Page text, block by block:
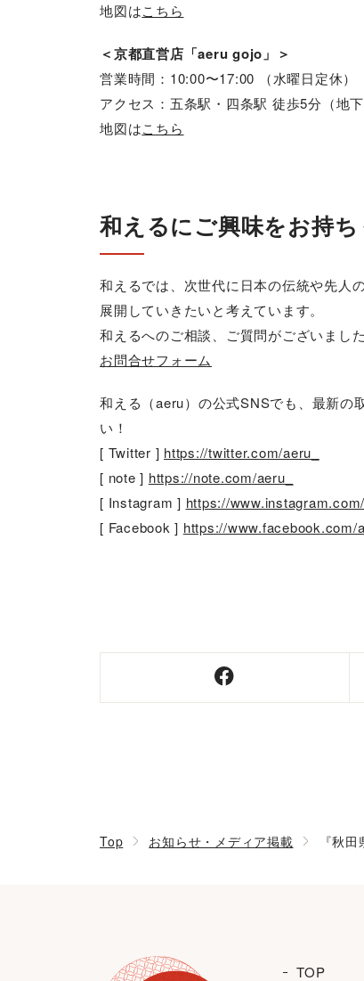
地図はこちら
＜京都直営店「aeru gojo」＞
営業時間：10:00〜17:00 （水曜日定休）
アクセス：五条駅・四条駅 徒歩5分（地
地図はこちら
和えるにご興味をお持
和えるでは、次世代に日本の伝統や先人
展開していきたいと考えています。
和えるへのご相談、ご質問がございまし
お問合せフォーム
和える（aeru）の公式SNSでも、最新の
い！
[ Twitter ] https://twitter.com/aeru_
[ note ] https://note.com/aeru_
[ Instagram ] https://www.instagram.com/
[ Facebook ] https://www.facebook.com/
Top お知らせ・メディア掲載 『秋
TOP